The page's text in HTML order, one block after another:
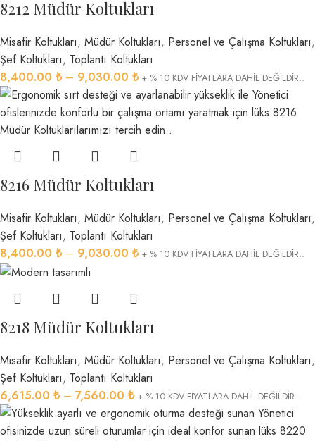
8212 Müdür Koltukları
Misafir Koltukları, Müdür Koltukları, Personel ve Çalışma Koltukları,
Şef Koltukları, Toplantı Koltukları
8,400.00 ₺ – 9,030.00 ₺ + % 10 KDV FİYATLARA DAHİL DEĞİLDİR..
8216 Müdür Koltukları
Misafir Koltukları, Müdür Koltukları, Personel ve Çalışma Koltukları,
Şef Koltukları, Toplantı Koltukları
8,400.00 ₺ – 9,030.00 ₺ + % 10 KDV FİYATLARA DAHİL DEĞİLDİR..
8218 Müdür Koltukları
Misafir Koltukları, Müdür Koltukları, Personel ve Çalışma Koltukları,
Şef Koltukları, Toplantı Koltukları
6,615.00 ₺ – 7,560.00 ₺ + % 10 KDV FİYATLARA DAHİL DEĞİLDİR..